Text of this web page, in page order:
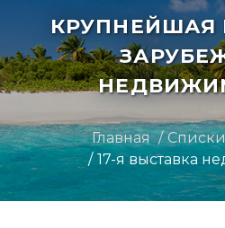
КРУПНЕЙШАЯ
Главная
17-я выставка